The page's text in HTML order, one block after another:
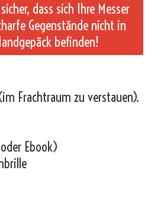
dass sich Ihre Messer
Gegenstände nicht in
befinden!
Frachtraum zu verstauen).
Ebook)